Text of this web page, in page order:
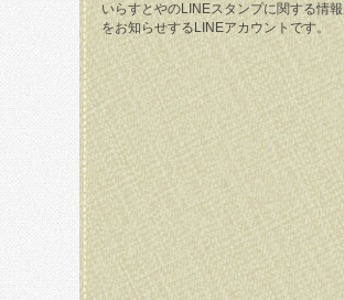
いらすとやのLINEスタンプに関する情報
をお知らせするLINEアカウントです。